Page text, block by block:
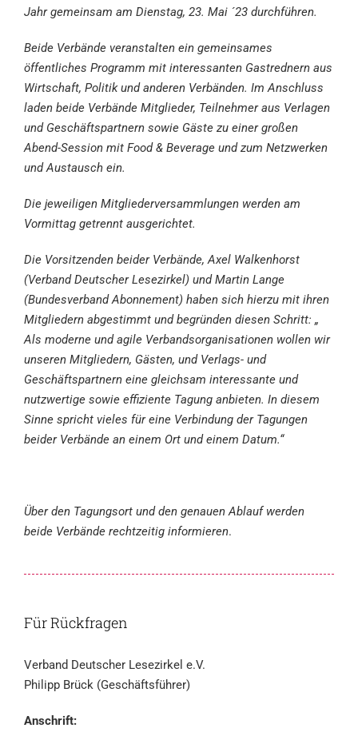
Jahr gemeinsam am Dienstag, 23. Mai ´23 durchführen.
Beide Verbände veranstalten ein gemeinsames
öffentliches Programm mit interessanten Gastrednern aus
Wirtschaft, Politik und anderen Verbänden. Im Anschluss
laden beide Verbände Mitglieder, Teilnehmer aus Verlagen
und Geschäftspartnern sowie Gäste zu einer großen
Abend-Session mit Food & Beverage und zum Netzwerken
und Austausch ein.
Die jeweiligen Mitgliederversammlungen werden am
Vormittag getrennt ausgerichtet.
Die Vorsitzenden beider Verbände, Axel Walkenhorst
(Verband Deutscher Lesezirkel) und Martin Lange
(Bundesverband Abonnement) haben sich hierzu mit ihren
Mitgliedern abgestimmt und begründen diesen Schritt: „
Als moderne und agile Verbandsorganisationen wollen wir
unseren Mitgliedern, Gästen, und Verlags- und
Geschäftspartnern eine gleichsam interessante und
nutzwertige sowie effiziente Tagung anbieten. In diesem
Sinne spricht vieles für eine Verbindung der Tagungen
beider Verbände an einem Ort und einem Datum.“
Über den Tagungsort und den genauen Ablauf werden
beide Verbände rechtzeitig informieren.
Für Rückfragen
Verband Deutscher Lesezirkel e.V.
Philipp Brück (Geschäftsführer)
Anschrift: